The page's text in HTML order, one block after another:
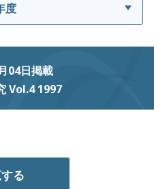
度
04日掲載
Vol.4 1997
る